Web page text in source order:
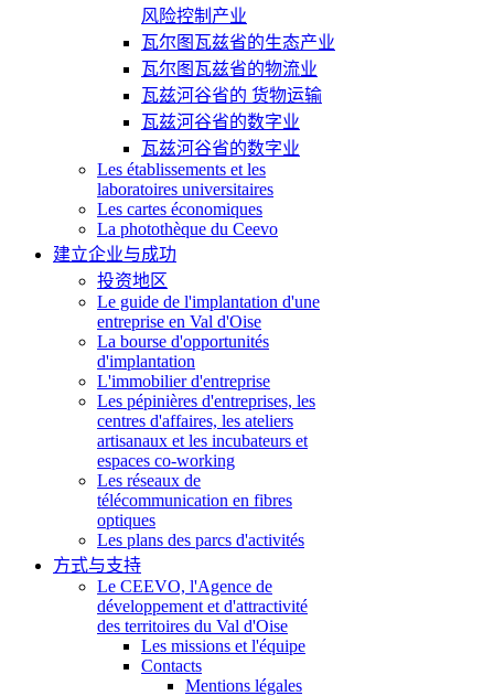
风险控制产业
瓦尔图瓦兹省的生态产业
瓦尔图瓦兹省的物流业
瓦兹河谷省的 货物运输
瓦兹河谷省的数字业
瓦兹河谷省的数字业
Les établissements et les
laboratoires universitaires
Les cartes économiques
La photothèque du Ceevo
建立企业与成功
投资地区
Le guide de l'implantation d'une
entreprise en Val d'Oise
La bourse d'opportunités
d'implantation
L'immobilier d'entreprise
Les pépinières d'entreprises, les
centres d'affaires, les ateliers
artisanaux et les incubateurs et
espaces co-working
Les réseaux de
télécommunication en fibres
optiques
Les plans des parcs d'activités
方式与支持
Le CEEVO, l'Agence de
développement et d'attractivité
des territoires du Val d'Oise
Les missions et l'équipe
Contacts
Mentions légales